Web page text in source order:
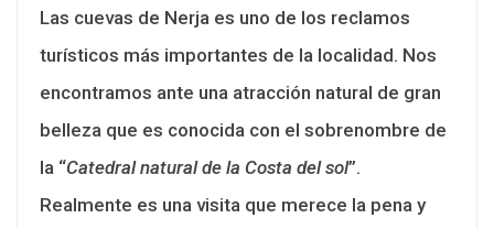
Las cuevas de Nerja es uno de los reclamos
turísticos más importantes de la localidad. Nos
encontramos ante una atracción natural de gran
belleza que es conocida con el sobrenombre de
la “Catedral natural de la Costa del sol”.
Realmente es una visita que merece la pena y